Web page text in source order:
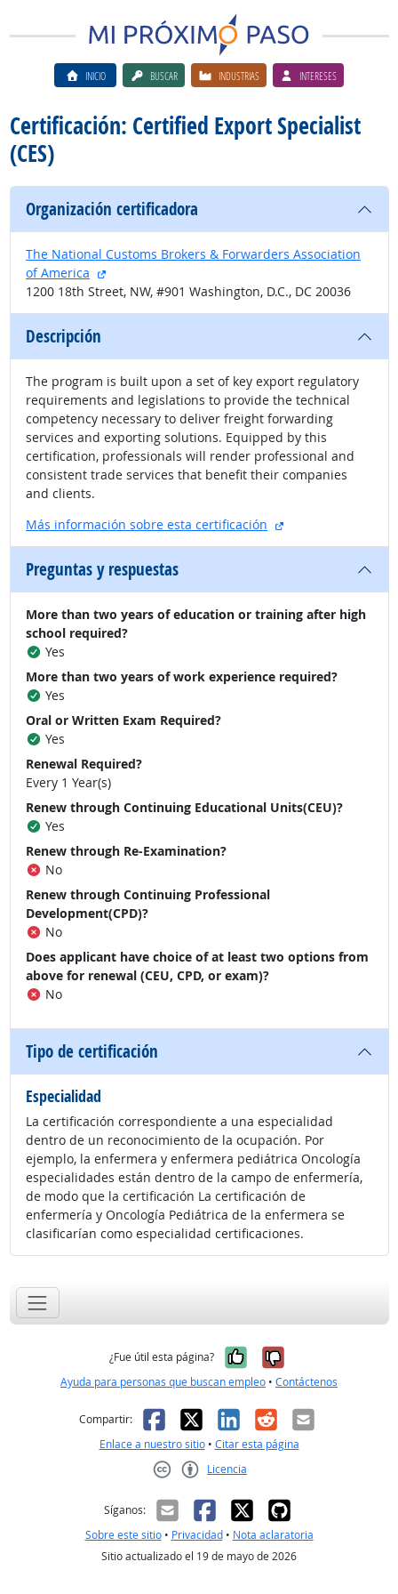
INICIO BUSCAR INDUSTRIAS INTERESES
Certificación: Certified Export Specialist
(CES)
Organización certificadora
The National Customs Brokers & Forwarders Association
of America
sitio externo
1200 18th Street, NW, #901 Washington, D.C., DC 20036
Descripción
The program is built upon a set of key export regulatory
requirements and legislations to provide the technical
competency necessary to deliver freight forwarding
services and exporting solutions. Equipped by this
certification, professionals will render professional and
consistent trade services that benefit their companies
and clients.
Más información sobre esta certificación
sitio externo
Preguntas y respuestas
More than two years of education or training after high
school required?
Yes
More than two years of work experience required?
Yes
Oral or Written Exam Required?
Yes
Renewal Required?
Every 1 Year(s)
Renew through Continuing Educational Units(CEU)?
Yes
Renew through Re-Examination?
No
Renew through Continuing Professional
Development(CPD)?
No
Does applicant have choice of at least two options from
above for renewal (CEU, CPD, or exam)?
No
Tipo de certificación
Especialidad
La certificación correspondiente a una especialidad
dentro de un reconocimiento de la ocupación. Por
ejemplo, la enfermera y enfermera pediátrica Oncología
especialidades están dentro de la campo de enfermería,
de modo que la certificación La certificación de
enfermería y Oncología Pediátrica de la enfermera se
clasificarían como especialidad certificaciones.
¿Fue útil esta página? Sí, fue útil
No, no fue
Ayuda para personas que buscan empleo • Contáctenos
Compartir: Facebook
X LinkedIn
RedditCorreo
Enlace a nuestro sitio• Citar esta página
Licencia
Síganos:
Sobre este sitio• Privacidad• Nota aclaratoria
Sitio actualizado el 19 de mayo de 2026